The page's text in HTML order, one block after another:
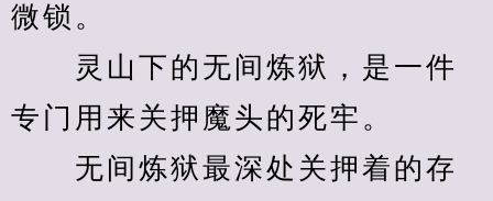
微锁。
灵山下的无间炼狱，是一件
专门用来关押魔头的死牢。
无间炼狱最深处关押着的存